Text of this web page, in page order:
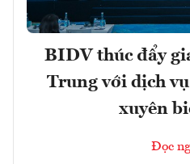
BIDV thúc đẩy
Trung với dịch
xuyên
Đọc